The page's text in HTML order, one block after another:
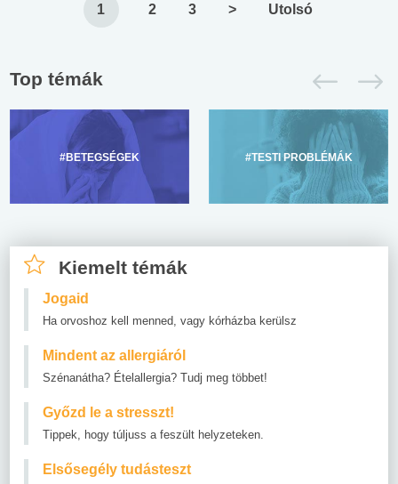
1 2 3 > Utolsó
Top témák
#BETEGSÉGEK #TESTI PROBLÉMÁK
Kiemelt témák
Jogaid
Ha orvoshoz kell menned, vagy kórházba kerülsz
Mindent az allergiáról
Szénanátha? Ételallergia? Tudj meg többet!
Győzd le a stresszt!
Tippek, hogy túljuss a feszült helyzeteken.
Elsősegély tudásteszt